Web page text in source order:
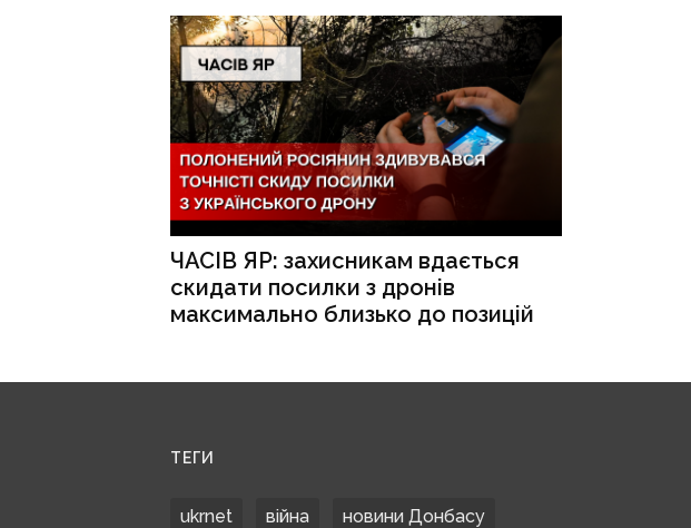
ЧАСІВ ЯР: захисникам вдається
скидати посилки з дронів
максимально близько до позицій
ТЕГИ
ukrnet війна новини Донбасу